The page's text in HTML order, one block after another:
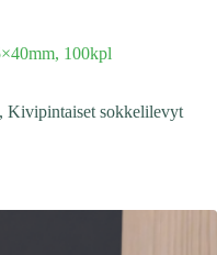
100kpl
, Kivipintaiset sokkelilevyt